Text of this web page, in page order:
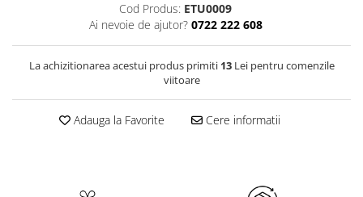
Cod Produs: ETU0009
Ai nevoie de ajutor? 0722 222 608
La achizitionarea acestui produs primiti 13Lei pentru comenzile
viitoare
Adauga la Favorite Cere informatii